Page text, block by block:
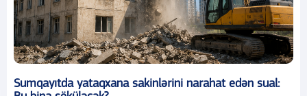
Sumqayıtda yataqxana sakinlərini narahat edən sual: